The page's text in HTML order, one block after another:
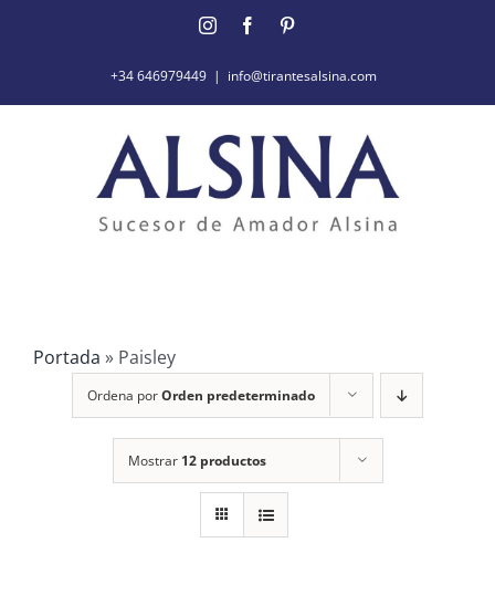
InstagramFacebook
+34 646979449 | info@tirantesalsina.com
Portada » Paisley
Ordena porOrden predeterminado
Mostrar 12 productos